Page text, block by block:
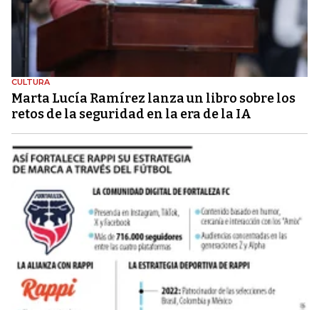
CULTURA
Marta Lucía Ramírez lanza un libro sobre los
retos de la seguridad en la era de la IA